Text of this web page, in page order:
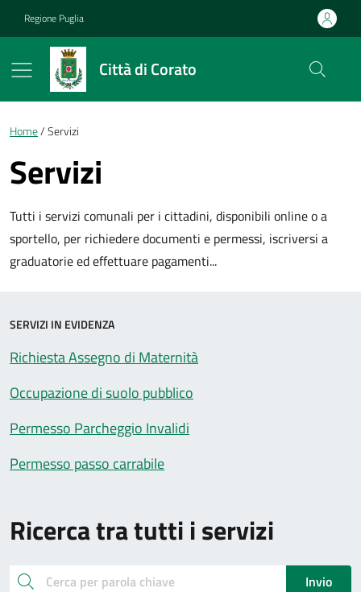
Regione Puglia
Città di Corato
Briciole di pane
Home Servizi
Servizi
Tutti i servizi comunali per i cittadini, disponibili online o a
sportello, per richiedere documenti e permessi, iscriversi a
graduatorie ed effettuare pagamenti...
Ricerca tra tutti i servizi
cerca
Invio
SERVIZI IN EVIDENZA
Richiesta Assegno di Maternità
Occupazione di suolo pubblico
Permesso Parcheggio Invalidi
Permesso passo carrabile